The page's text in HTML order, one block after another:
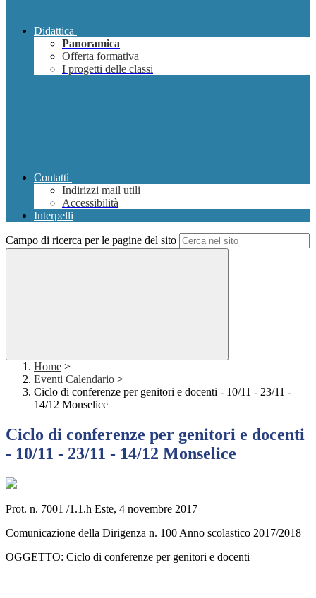
Didattica
Panoramica
Offerta formativa
I progetti delle classi
Contatti
Indirizzi mail utili
Accessibilità
Interpelli
Campo di ricerca per le pagine del sito
Home >
Eventi Calendario >
Ciclo di conferenze per genitori e docenti - 10/11 - 23/11 -
14/12 Monselice
Ciclo di conferenze per genitori e docenti
- 10/11 - 23/11 - 14/12 Monselice
Prot. n. 7001 /1.1.h Este, 4 novembre 2017
Comunicazione della Dirigenza n. 100 Anno scolastico 2017/2018
OGGETTO: Ciclo di conferenze per genitori e docenti